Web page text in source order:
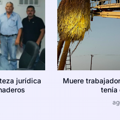
jurídica
Muere
tenía